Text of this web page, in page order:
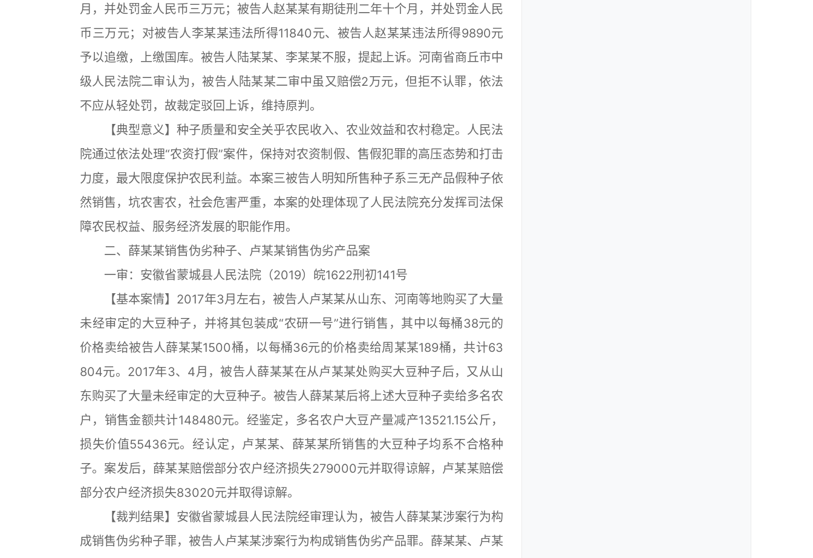
月，并处罚金人民币三万元；被告人赵某某有期徒刑二年十个月，并处罚金人民
币三万元；对被告人李某某违法所得11840元、被告人赵某某违法所得9890元
予以追缴，上缴国库。被告人陆某某、李某某不服，提起上诉。河南省商丘市中
级人民法院二审认为，被告人陆某某二审中虽又赔偿2万元，但拒不认罪，依法
不应从轻处罚，故裁定驳回上诉，维持原判。
【典型意义】种子质量和安全关乎农民收入、农业效益和农村稳定。人民法
院通过依法处理“农资打假”案件，保持对农资制假、售假犯罪的高压态势和打击
力度，最大限度保护农民利益。本案三被告人明知所售种子系三无产品假种子依
然销售，坑农害农，社会危害严重，本案的处理体现了人民法院充分发挥司法保
障农民权益、服务经济发展的职能作用。
二、薛某某销售伪劣种子、卢某某销售伪劣产品案
一审：安徽省蒙城县人民法院（2019）皖1622刑初141号
【基本案情】2017年3月左右，被告人卢某某从山东、河南等地购买了大量
未经审定的大豆种子，并将其包装成“农研一号”进行销售，其中以每桶38元的
价格卖给被告人薛某某1500桶，以每桶36元的价格卖给周某某189桶，共计63
804元。2017年3、4月，被告人薛某某在从卢某某处购买大豆种子后，又从山
东购买了大量未经审定的大豆种子。被告人薛某某后将上述大豆种子卖给多名农
户，销售金额共计148480元。经鉴定，多名农户大豆产量减产13521.15公斤，
损失价值55436元。经认定，卢某某、薛某某所销售的大豆种子均系不合格种
子。案发后，薛某某赔偿部分农户经济损失279000元并取得谅解，卢某某赔偿
部分农户经济损失83020元并取得谅解。
【裁判结果】安徽省蒙城县人民法院经审理认为，被告人薛某某涉案行为构
成销售伪劣种子罪，被告人卢某某涉案行为构成销售伪劣产品罪。薛某某、卢某